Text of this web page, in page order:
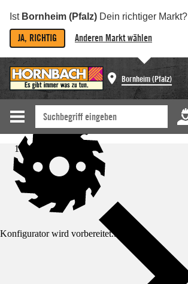
Ist Bornheim (Pfalz) Dein richtiger Markt?
JA, RICHTIG Anderen Markt wählen
Bornheim (Pfalz)
Konfigurator wird vorbereitet...
Startseite